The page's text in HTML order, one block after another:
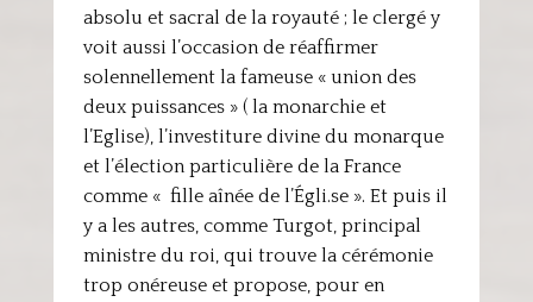
absolu et sacral de la royauté ; le clergé y
voit aussi l’occasion de réaffirmer
solennellement la fameuse « union des
deux puissances » ( la monarchie et
l’Eglise), l’investiture divine du monarque
et l’élection particulière de la France
comme « fille aînée de l’Égli.se ». Et puis il
y a les autres, comme Turgot, principal
ministre du roi, qui trouve la cérémonie
trop onéreuse et propose, pour en